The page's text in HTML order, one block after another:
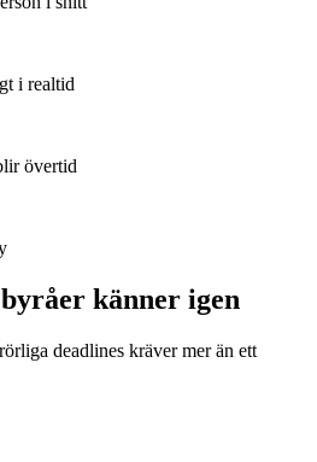
i realtid
övertid
känner igen
deadlines kräver mer än ett